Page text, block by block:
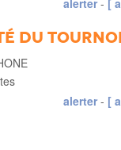
alerter - [
du
alerter - [